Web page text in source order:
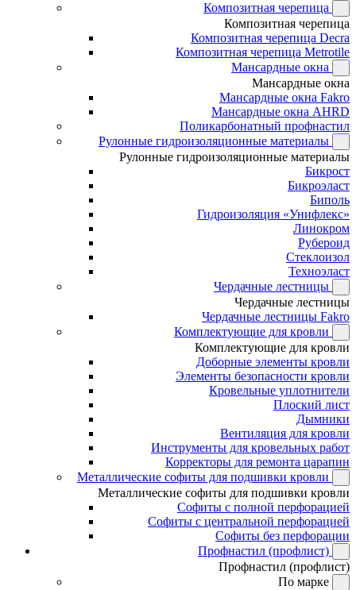
Композитная черепица
Композитная черепица
Композитная черепица Decra
Композитная черепица Metrotile
Мансардные окна
Мансардные окна
Мансардные окна Fakro
Мансардные окна AHRD
Поликарбонатный профнастил
Рулонные гидроизоляционные материалы
Рулонные гидроизоляционные материалы
Бикрост
Бикроэласт
Биполь
Гидроизоляция «Унифлекс»
Линокром
Рубероид
Стеклоизол
Техноэласт
Чердачные лестницы
Чердачные лестницы
Чердачные лестницы Fakro
Комплектующие для кровли
Комплектующие для кровли
Доборные элементы кровли
Элементы безопасности кровли
Кровельные уплотнители
Плоский лист
Дымники
Вентиляция для кровли
Инструменты для кровельных работ
Корректоры для ремонта царапин
Металлические софиты для подшивки кровли
Металлические софиты для подшивки кровли
Софиты с полной перфорацией
Софиты с центральной перфорацией
Софиты без перфорации
Профнастил (профлист)
Профнастил (профлист)
По марке